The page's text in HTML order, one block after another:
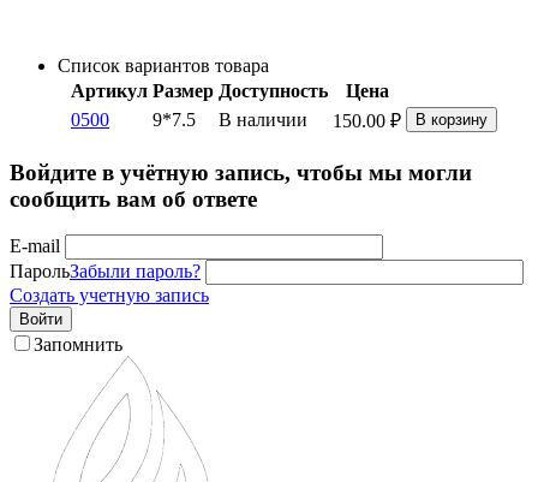
Список вариантов товара
Артикул Размер Доступность
Цена
0500
9*7.5 В наличии 150.00 ₽ В корзину
Войдите в учётную запись, чтобы мы могли
сообщить вам об ответе
E-mail
ПарольЗабыли пароль?
Создать учетную запись
Войти
Запомнить